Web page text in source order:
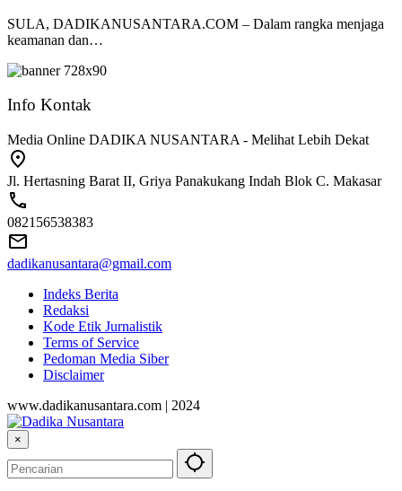
SULA, DADIKANUSANTARA.COM – Dalam rangka menjaga
keamanan dan…
Info Kontak
Media Online DADIKA NUSANTARA - Melihat Lebih Dekat
Jl. Hertasning Barat II, Griya Panakukang Indah Blok C. Makasar
082156538383
dadikanusantara@gmail.com
Indeks Berita
Redaksi
Kode Etik Jurnalistik
Terms of Service
Pedoman Media Siber
Disclaimer
www.dadikanusantara.com | 2024
×